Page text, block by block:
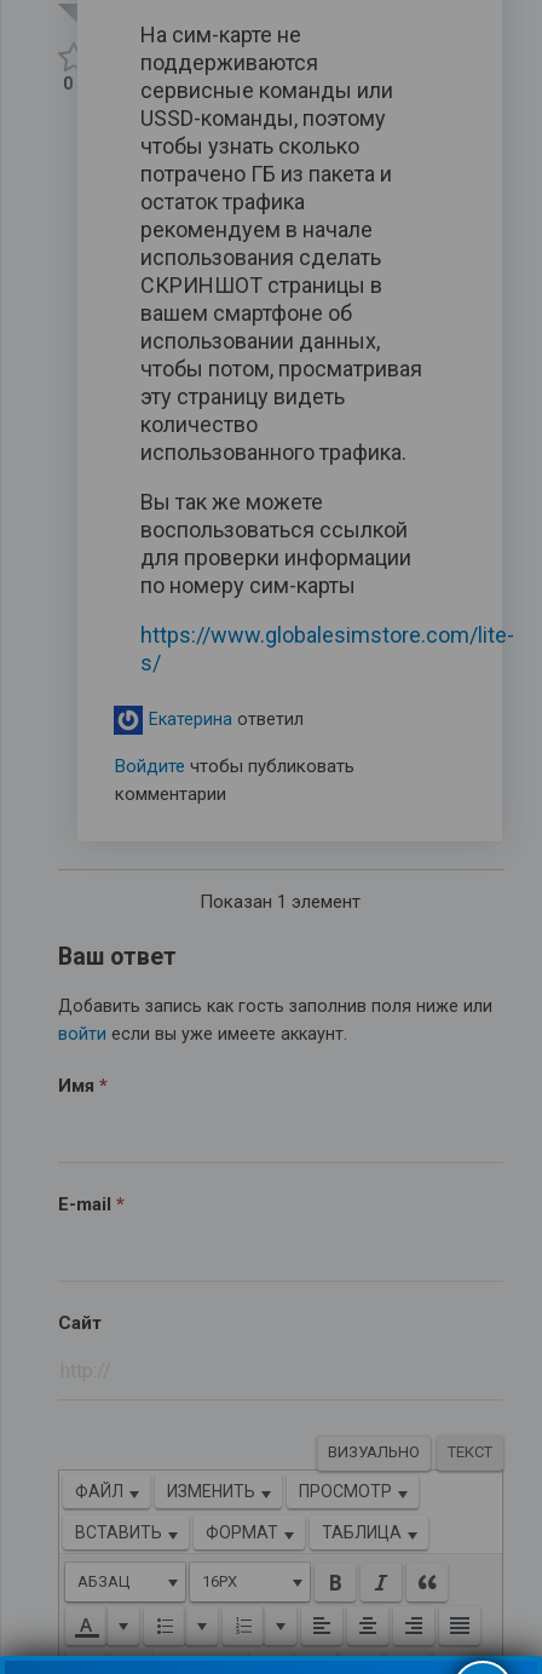
0
На сим-карте не
поддерживаются
сервисные команды или
USSD-команды, поэтому
чтобы узнать сколько
потрачено ГБ из пакета и
остаток трафика
рекомендуем в начале
использования сделать
СКРИНШОТ страницы в
вашем смартфоне об
использовании данных,
чтобы потом, просматривая
эту страницу видеть
количество
использованного трафика.
Вы так же можете
воспользоваться ссылкой
для проверки информации
по номеру сим-карты
https://www.globalesimstore.com/lite-
s/
Екатерина ответил
Войдите чтобы публиковать
комментарии
Показан 1 элемент
Ваш ответ
Добавить запись как гость заполнив поля ниже или
войти если вы уже имеете аккаунт.
Имя *
E-mail *
Сайт
ВИЗУАЛЬНО ТЕКСТ
ФАЙЛ ИЗМЕНИТЬ ПРОСМОТР
ВСТАВИТЬ ФОРМАТ ТАБЛИЦА
АБЗАЦ 16PX